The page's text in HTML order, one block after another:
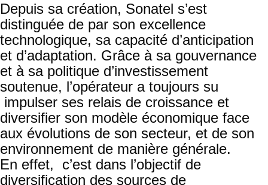
Depuis sa création, Sonatel s’est
distinguée de par son excellence
technologique, sa capacité d’anticipation
et d’adaptation. Grâce à sa gouvernance
et à sa politique d’investissement
soutenue, l’opérateur a toujours su
impulser ses relais de croissance et
diversifier son modèle économique face
aux évolutions de son secteur, et de son
environnement de manière générale.
En effet, c’est dans l’objectif de
diversification des sources de